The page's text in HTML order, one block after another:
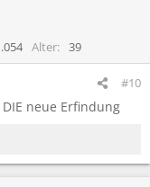
Alter 39
#10
neue Erfindung